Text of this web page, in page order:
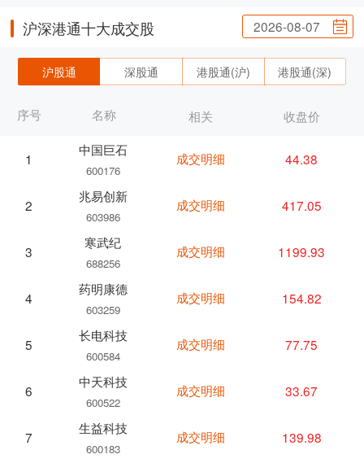
沪深港通十大成交股 2026-08-07
沪股通 深股通 港股通(沪) 港股通(深)
序号 名称
1
中国巨石
600176
2
兆易创新
603986
3
寒武纪
688256
4
药明康德
603259
5
长电科技
600584
6
中天科技
600522
7
生益科技
600183
相关 收盘价
成交明细 44.38
成交明细 417.05
成交明细 1199.93
成交明细 154.82
成交明细 77.75
成交明细 33.67
成交明细 139.98